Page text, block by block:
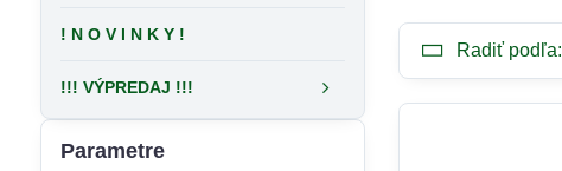
Radiť podľa:
Parametre
! N O V I N K Y !
!!! VÝPREDAJ !!!